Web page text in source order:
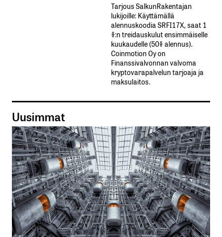
Tarjous SalkunRakentajan
lukijoille: Käyttämällä​ ​
alennuskoodia​ ​SRFI17X,​ ​saat​ ​1
%:n treidauskulut​ ​ensimmäiselle​ ​
kuukaudelle​ ​(50%​ ​alennus).
Coinmotion Oy on
Finanssivalvonnan valvoma
kryptovarapalvelun tarjoaja ja
maksulaitos.
Uusimmat